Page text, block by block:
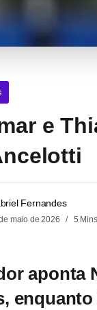
e
Fernandes
maio de 2026 5
aponta